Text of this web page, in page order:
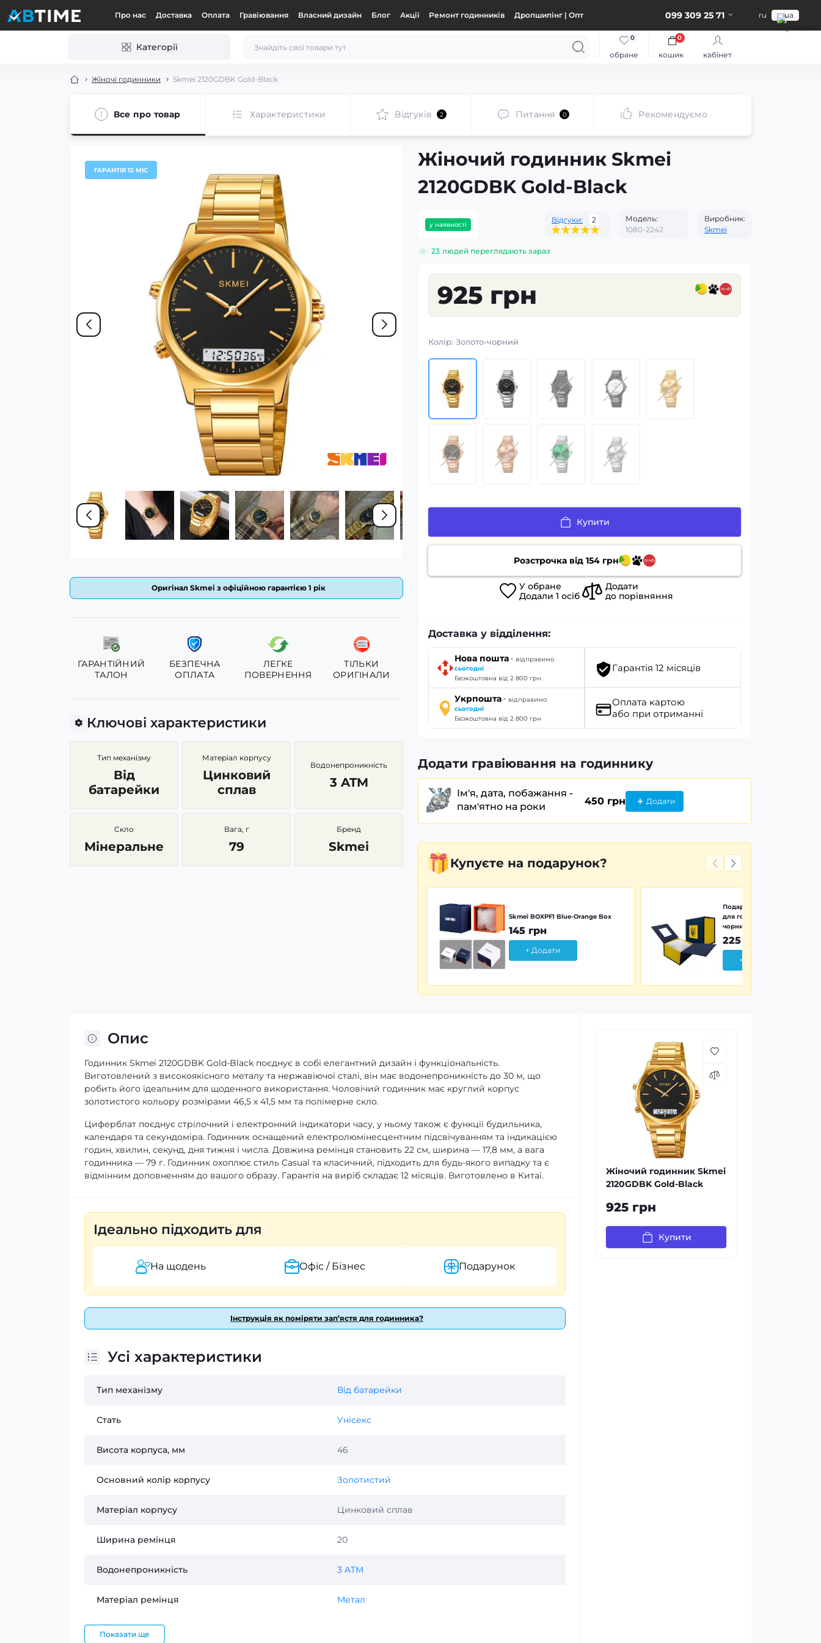
Про нас Доставка Оплата Гравіювання Власний дизайн Блог Акції Ремонт годинників Дропшипінг | Опт 099 309 25 71 ru ua
Категорії
обране
0
кошик
0
кабінет
Жіночі годинники Skmei 2120GDBK Gold-Black
Все про товар Характеристики Відгуків 2 Питання 0 Рекомендуємо
ГАРАНТІЯ 12 МІС
Оригінал Skmei з офіційною гарантією 1 рік
ГАРАНТІЙНИЙ
ТАЛОН
БЕЗПЕЧНА
ОПЛАТА
ЛЕГКЕ
ПОВЕРНЕННЯ
ТІЛЬКИ
ОРИГІНАЛИ
Ключові характеристики
Тип механізму
Від
батарейки
Матеріал корпусу
Цинковий
сплав
Водонепроникність
3 ATM
Скло
Мінеральне
Вага, г
79
Бренд
Skmei
Жіночий годинник Skmei
2120GDBK Gold-Black
у наявності Відгуки: 2
Модель:
1080-2242
Виробник:
Skmei
23 людей переглядають зараз
925 грн
Колір: Золото-чорний
Купити
Розстрочка від 154 грн
У обране
Додали 1 осіб
Додати
до порівняння
Доставка у відділення:
Нова пошта · відправимо
сьогодні
Безкоштовна від 2 800 грн
Укрпошта · відправимо
сьогодні
Безкоштовна від 2 800 грн
Гарантія 12 місяців
Оплата картою
або при отриманні
Додати гравіювання на годиннику
Ім'я, дата, побажання -
пам'ятно на роки
450 грн Додати
Купуєте на подарунок?
Skmei BOXPF1 Blue-Orange Box
145 грн
+ Додати
Подарункова картонна
для годинника синьо-жовта
чорним тризубом
225 грн
+ Додати
Опис
Годинник Skmei 2120GDBK Gold-Black поєднує в собі елегантний дизайн і функціональність.
Виготовлений з високоякісного металу та нержавіючої сталі, він має водонепроникність до 30 м, що
робить його ідеальним для щоденного використання. Чоловічий годинник має круглий корпус
золотистого кольору розмірами 46,5 х 41,5 мм та полімерне скло.
Циферблат поєднує стрілочний і електронний індикатори часу, у ньому також є функції будильника,
календаря та секундоміра. Годинник оснащений електролюмінесцентним підсвічуванням та індикацією
годин, хвилин, секунд, дня тижня і числа. Довжина ремінця становить 22 см, ширина — 17,8 мм, а вага
годинника — 79 г. Годинник охоплює стиль Casual та класичний, підходить для будь-якого випадку та є
відмінним доповненням до вашого образу. Гарантія на виріб складає 12 місяців. Виготовлено в Китаї.
Ідеально підходить для
На щодень Офіс / Бізнес Подарунок
Інструкція як поміряти зап’ястя для годинника?
Усі характеристики
Тип механізму Від батарейки
Стать Унісекс
Висота корпуса, мм 46
Основний колір корпусу Золотистий
Матеріал корпусу Цинковий сплав
Ширина ремінця 20
Водонепроникність 3 ATM
Матеріал ремінця Метал
Показати ще
Жіночий годинник Skmei
2120GDBK Gold-Black
925 грн
Купити